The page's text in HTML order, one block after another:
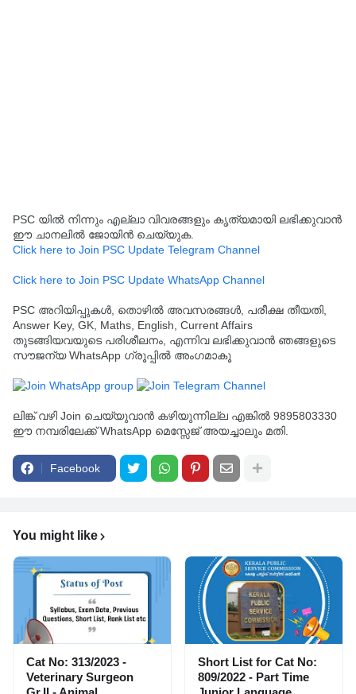
PSC യിൽ നിന്നും എല്ലാ വിവരങ്ങളും കൃത്യമായി ലഭിക്കുവാൻ
ഈ ചാനലിൽ ജോയിൻ ചെയ്യുക.
Click here to Join PSC Update Telegram Channel
Click here to Join PSC Update WhatsApp Channel
PSC അറിയിപ്പുകൾ, തൊഴിൽ അവസരങ്ങൾ, പരീക്ഷ തീയതി,
Answer Key, GK, Maths, English, Current Affairs
തുടങ്ങിയവയുടെ പരിശീലനം, എന്നിവ ലഭിക്കുവാൻ ഞങ്ങളുടെ
സൗജന്യ WhatsApp ഗ്രൂപ്പിൽ അംഗമാകൂ
ലിങ്ക് വഴി Join ചെയ്യുവാൻ കഴിയുന്നില്ല എങ്കിൽ 9895803330
ഈ നമ്പരിലേക്ക് WhatsApp മെസ്സേജ് അയച്ചാലും മതി.
Facebook
You might like
Cat No: 313/2023 -
Veterinary Surgeon
Short List for Cat No:
809/2022 - Part Time